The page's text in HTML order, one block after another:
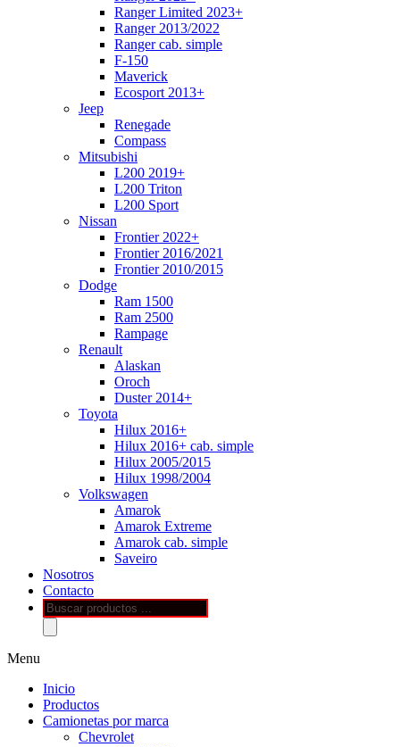
Ranger Limited 2023+
Ranger 2013/2022
Ranger cab. simple
F-150
Maverick
Ecosport 2013+
Jeep
Renegade
Compass
Mitsubishi
L200 2019+
L200 Triton
L200 Sport
Nissan
Frontier 2022+
Frontier 2016/2021
Frontier 2010/2015
Dodge
Ram 1500
Ram 2500
Rampage
Renault
Alaskan
Oroch
Duster 2014+
Toyota
Hilux 2016+
Hilux 2016+ cab. simple
Hilux 2005/2015
Hilux 1998/2004
Volkswagen
Amarok
Amarok Extreme
Amarok cab. simple
Saveiro
Nosotros
Contacto
Búsqueda
de
productos
Menu
Inicio
Productos
Camionetas por marca
Chevrolet